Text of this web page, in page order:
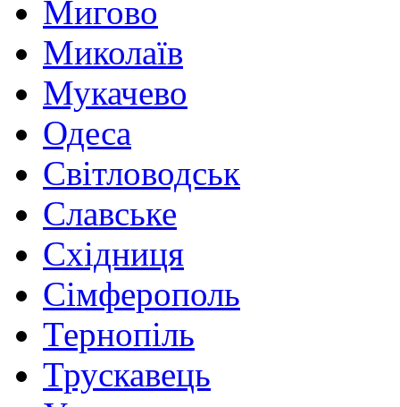
Мигово
Миколаїв
Мукачево
Одеса
Світловодськ
Славське
Східниця
Сімферополь
Тернопіль
Трускавець